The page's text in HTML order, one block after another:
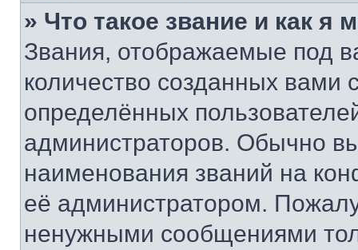
» Что такое звание и как я
Звания, отображаемые под
количество созданных
определённых
администраторов. Обычно
наименования званий на
её администратором.
ненужными сообщениями